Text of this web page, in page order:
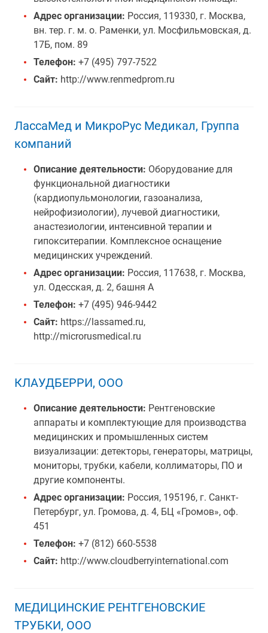
Адрес организации: Россия, 119330, г. Москва,
вн. тер. г. м. о. Раменки, ул. Мосфильмовская, д.
17Б, пом. 89
Телефон: +7 (495) 797-7522
Сайт: http://www.renmedprom.ru
ЛассаМед и МикроРус Медикал, Группа
компаний
Описание деятельности: Оборудование для
функциональной диагностики
(кардиопульмонологии, газоанализа,
нейрофизиологии), лучевой диагностики,
анастезиологии, интенсивной терапии и
гипокситерапии. Комплексное оснащение
медицинских учреждений.
Адрес организации: Россия, 117638, г. Москва,
ул. Одесская, д. 2, башня А
Телефон: +7 (495) 946-9442
Сайт: https://lassamed.ru,
http://microrusmedical.ru
КЛАУДБЕРРИ, ООО
Описание деятельности: Рентгеновские
аппараты и комплектующие для производства
медицинских и промышленных систем
визуализации: детекторы, генераторы, матрицы,
мониторы, трубки, кабели, коллиматоры, ПО и
другие компоненты.
Адрес организации: Россия, 195196, г. Санкт-
Петербург, ул. Громова, д. 4, БЦ «Громов», оф.
451
Телефон: +7 (812) 660-5538
Сайт: http://www.cloudberryinternational.com
МЕДИЦИНСКИЕ РЕНТГЕНОВСКИЕ
ТРУБКИ, ООО